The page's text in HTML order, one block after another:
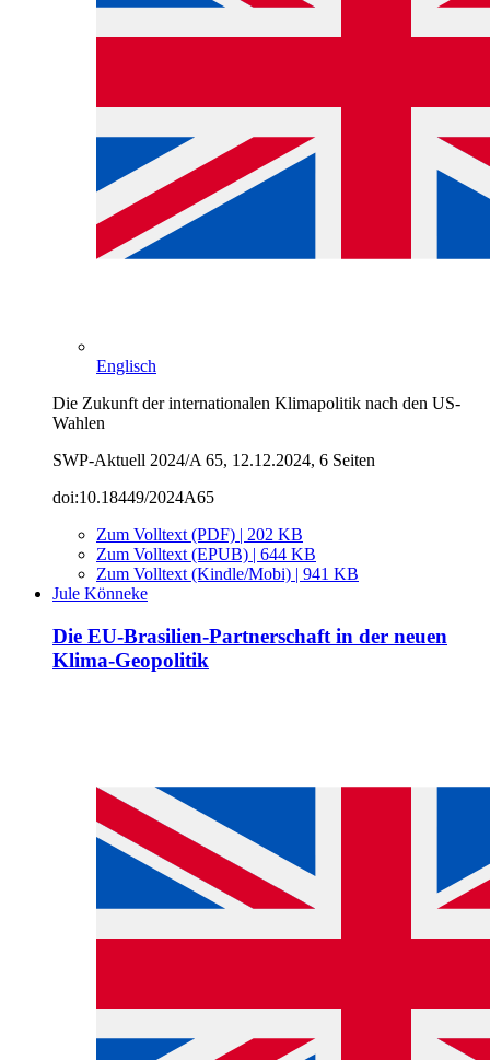
Englisch
Die Zukunft der internationalen Klimapolitik nach den US-
Wahlen
SWP-Aktuell 2024/A 65, 12.12.2024, 6 Seiten
doi:10.18449/2024A65
Zum Volltext (PDF) | 202 KB
Zum Volltext (EPUB) | 644 KB
Zum Volltext (Kindle/Mobi) | 941 KB
Jule Könneke
Die EU-Brasilien-Partnerschaft in der neuen
Klima-Geopolitik